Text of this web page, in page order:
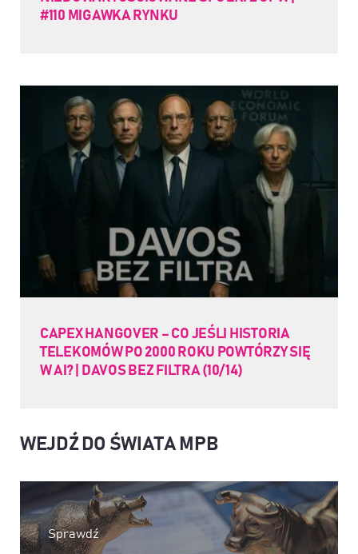
#110 MIGAWKA RYNKU
CAPEX HANGOVER – CO JEŚLI HISTORIA
TELEKOMÓW PO 2000 ROKU POWTÓRZY SIĘ
W AI? | DAVOS BEZ FILTRA (10/14)
WEJDŹ DO ŚWIATA MPB
Sprawdź